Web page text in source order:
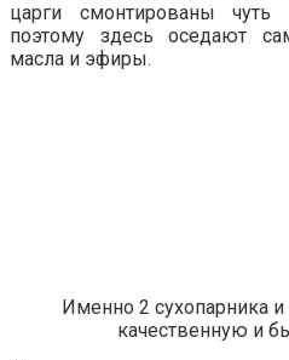
царги смонтированы чуть
поэтому здесь оседают
масла и эфиры.
Именно 2 сухопарника
качественную и